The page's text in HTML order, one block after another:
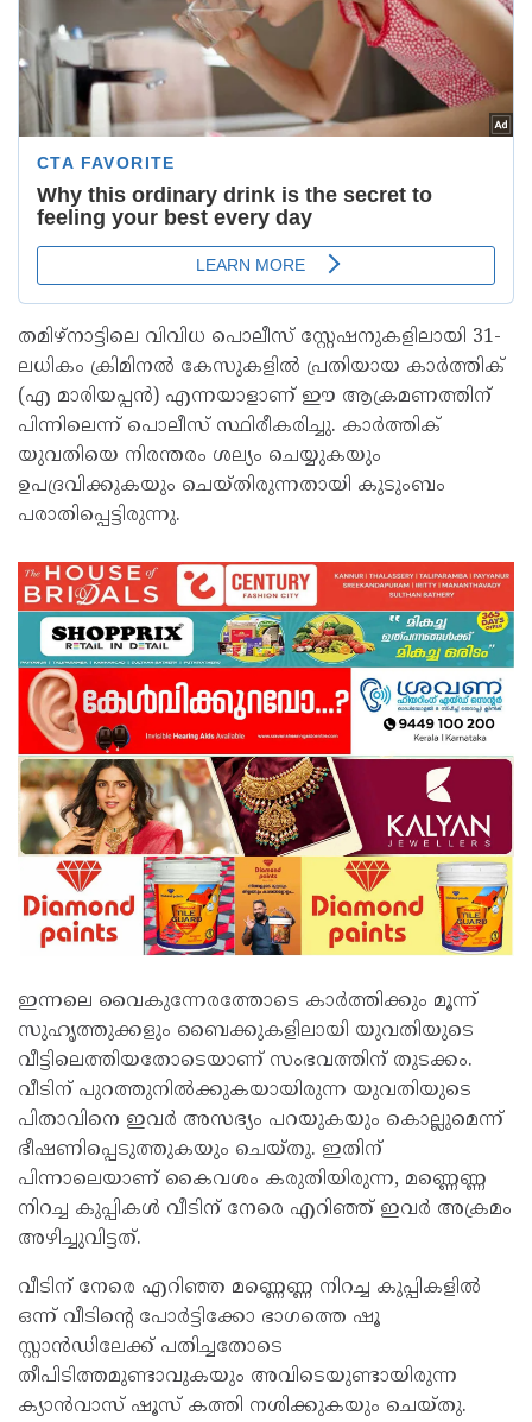
തമിഴ്‌നാട്ടിലെ വിവിധ പൊലീസ് സ്റ്റേഷനുകളിലായി 31-
ലധികം ക്രിമിനൽ കേസുകളിൽ പ്രതിയായ കാർത്തിക്
(എ മാരിയപ്പൻ) എന്നയാളാണ് ഈ ആക്രമണത്തിന്
പിന്നിലെന്ന് പൊലീസ് സ്ഥിരീകരിച്ചു. കാർത്തിക്
യുവതിയെ നിരന്തരം ശല്യം ചെയ്യുകയും
ഉപദ്രവിക്കുകയും ചെയ്തിരുന്നതായി കുടുംബം
പരാതിപ്പെട്ടിരുന്നു.
ഇന്നലെ വൈകുന്നേരത്തോടെ കാർത്തിക്കും മൂന്ന്
സുഹൃത്തുക്കളും ബൈക്കുകളിലായി യുവതിയുടെ
വീട്ടിലെത്തിയതോടെയാണ് സംഭവത്തിന് തുടക്കം.
വീടിന് പുറത്തുനിൽക്കുകയായിരുന്ന യുവതിയുടെ
പിതാവിനെ ഇവർ അസഭ്യം പറയുകയും കൊല്ലുമെന്ന്
ഭീഷണിപ്പെടുത്തുകയും ചെയ്തു. ഇതിന്
പിന്നാലെയാണ് കൈവശം കരുതിയിരുന്ന, മണ്ണെണ്ണ
നിറച്ച കുപ്പികൾ വീടിന് നേരെ എറിഞ്ഞ് ഇവർ അക്രമം
അഴിച്ചുവിട്ടത്.
വീടിന് നേരെ എറിഞ്ഞ മണ്ണെണ്ണ നിറച്ച കുപ്പികളിൽ
ഒന്ന് വീടിന്റെ പോർട്ടിക്കോ ഭാഗത്തെ ഷൂ
സ്റ്റാൻഡിലേക്ക് പതിച്ചതോടെ
തീപിടിത്തമുണ്ടാവുകയും അവിടെയുണ്ടായിരുന്ന
ക്യാൻവാസ് ഷൂസ് കത്തി നശിക്കുകയും ചെയ്തു.